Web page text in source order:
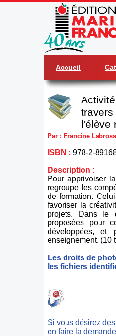
Accueil
travers
l'élève
Par : Francine
ISBN : 978-2-
Description :
Pour apprivoiser
regroupe les
de formation.
favoriser la
projets. Dans le
proposées pour
développées, et
enseignement. (10
Les droits de
les fichiers
Si vous désirez
en faire la